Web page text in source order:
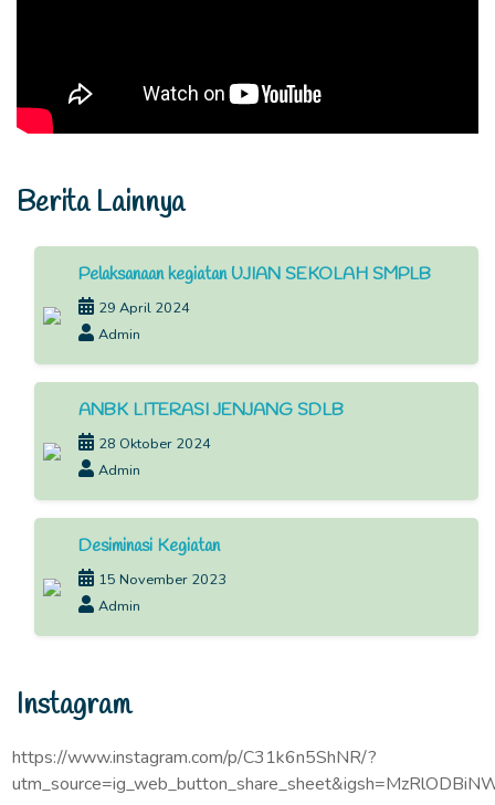
Berita Lainnya
Pelaksanaan kegiatan UJIAN SEKOLAH SMPLB
29 April 2024
Admin
ANBK LITERASI JENJANG SDLB
28 Oktober 2024
Admin
Desiminasi Kegiatan
15 November 2023
Admin
Instagram
https://www.instagram.com/p/C31k6n5ShNR/?